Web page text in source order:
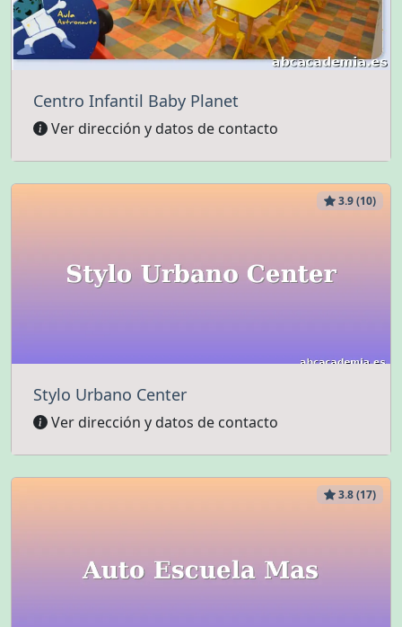
Centro Infantil Baby Planet
Ver dirección y datos de contacto
3.9 (10)
Stylo Urbano Center
Ver dirección y datos de contacto
3.8 (17)